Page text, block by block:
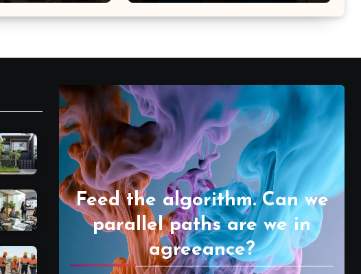
Feed the algorithm. Can we
parallel paths are we in
agreeance?